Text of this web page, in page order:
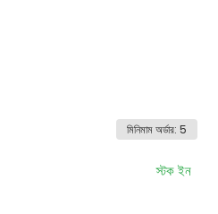
মিনিমাম অর্ডার: 5
স্টক ইন